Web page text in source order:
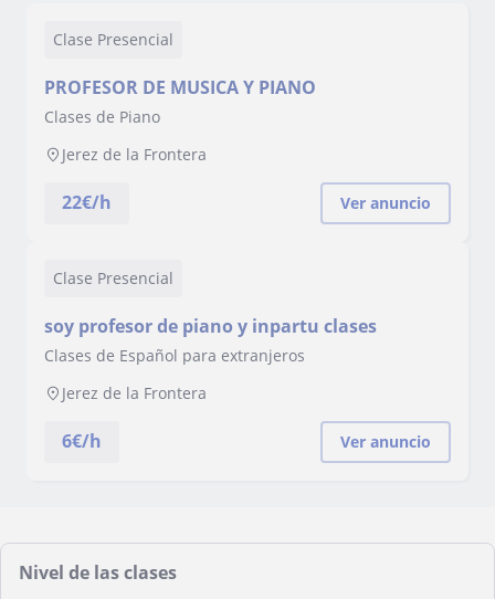
Clase Presencial
PROFESOR DE MUSICA Y PIANO
Clases de Piano
Jerez de la Frontera
22€/h Ver anuncio
Clase Presencial
soy profesor de piano y inpartu clases
Clases de Español para extranjeros
Jerez de la Frontera
6€/h Ver anuncio
Nivel de las clases